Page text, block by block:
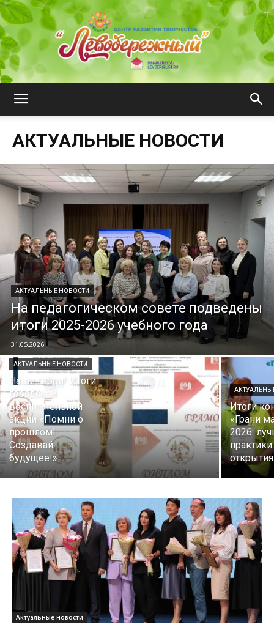
"Левобережный"
АКТУАЛЬНЫЕ НОВОСТИ
АКТУАЛЬНЫЕ НОВОСТИ
На педагогическом совете подведены
итоги 2025-2026 учебного года
31.05.2026
АКТУАЛЬНЫЕ НОВОСТИ
Наши герои! Итоги
городской
воспитательной
акции «Помни о
прошлом!
Создавай
будущее!»
Итоги
«Грани
2026:
открытия
Актуальные новости